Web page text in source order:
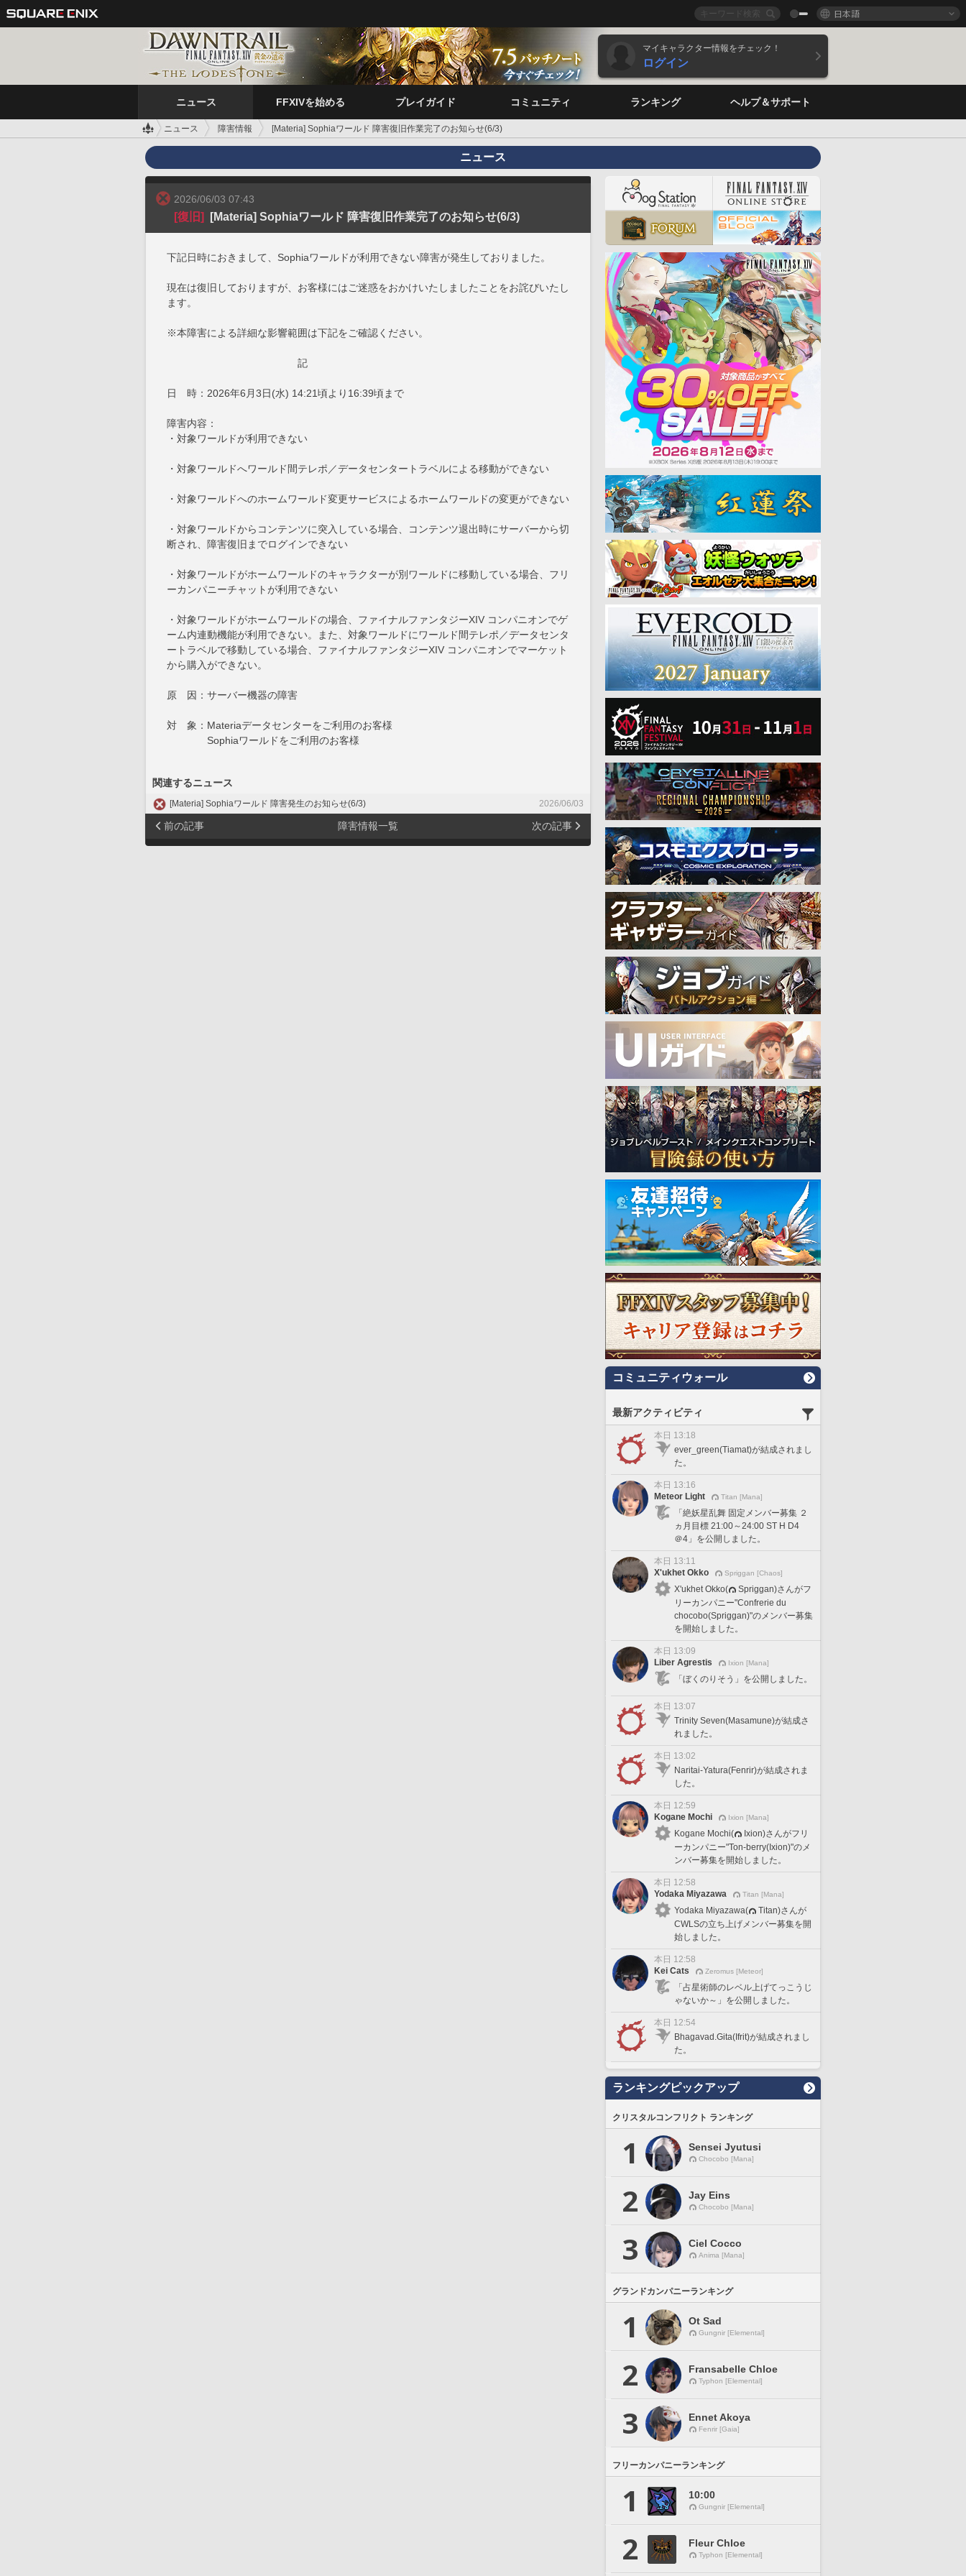
日本語
マイキャラクター情報をチェック！
ログイン
ニュース FFXIVを始める プレイガイド コミュニティ ランキング ヘルプ＆サポート
ニュース 障害情報 [Materia] Sophiaワールド 障害復旧作業完了のお知らせ(6/3)
ニュース
2026/06/03 07:43
[復旧] [Materia] Sophiaワールド 障害復旧作業完了のお知らせ(6/3)
下記日時におきまして、Sophiaワールドが利用できない障害が発生しておりました。
現在は復旧しておりますが、お客様にはご迷惑をおかけいたしましたことをお詫びいたし
ます。
※本障害による詳細な影響範囲は下記をご確認ください。
記
日 時：2026年6月3日(水) 14:21頃より16:39頃まで
障害内容：
・対象ワールドが利用できない
・対象ワールドへワールド間テレポ／データセンタートラベルによる移動ができない
・対象ワールドへのホームワールド変更サービスによるホームワールドの変更ができない
・対象ワールドからコンテンツに突入している場合、コンテンツ退出時にサーバーから切
断され、障害復旧までログインできない
・対象ワールドがホームワールドのキャラクターが別ワールドに移動している場合、フリ
ーカンパニーチャットが利用できない
・対象ワールドがホームワールドの場合、ファイナルファンタジーXIV コンパニオンでゲ
ーム内連動機能が利用できない。また、対象ワールドにワールド間テレポ／データセンタ
ートラベルで移動している場合、ファイナルファンタジーXIV コンパニオンでマーケット
から購入ができない。
原 因：サーバー機器の障害
対 象：Materiaデータセンターをご利用のお客様
Sophiaワールドをご利用のお客様
関連するニュース
[Materia] Sophiaワールド 障害発生のお知らせ(6/3) 2026/06/03
前の記事 障害情報一覧 次の記事
コミュニティウォール
最新アクティビティ
本日 13:18
ever_green(Tiamat)が結成されまし
た。
本日 13:16
Meteor Light
Titan [Mana]
「絶妖星乱舞 固定メンバー募集 ２
ヵ月目標 21:00～24:00 ST H D4
＠4」を公開しました。
本日 13:11
X'ukhet Okko
Spriggan [Chaos]
X'ukhet Okko(
Spriggan)さんがフ
リーカンパニー"Confrerie du
chocobo(Spriggan)"のメンバー募集
を開始しました。
本日 13:09
Liber Agrestis
Ixion [Mana]
「ぼくのりそう」を公開しました。
本日 13:07
Trinity Seven(Masamune)が結成さ
れました。
本日 13:02
Naritai-Yatura(Fenrir)が結成されま
した。
本日 12:59
Kogane Mochi
Ixion [Mana]
Kogane Mochi(
Ixion)さんがフリ
ーカンパニー"Ton-berry(Ixion)"のメ
ンバー募集を開始しました。
本日 12:58
Yodaka Miyazawa
Titan [Mana]
Yodaka Miyazawa(
Titan)さんが
CWLSの立ち上げメンバー募集を開
始しました。
本日 12:58
Kei Cats
Zeromus [Meteor]
「占星術師のレベル上げてっこうじ
ゃないか～」を公開しました。
本日 12:54
Bhagavad.Gita(Ifrit)が結成されまし
た。
ランキングピックアップ
クリスタルコンフリクト ランキング
1 Sensei Jyutusi
Chocobo [Mana]
2 Jay Eins
Chocobo [Mana]
3 Ciel Cocco
Anima [Mana]
グランドカンパニーランキング
1 Ot Sad
Gungnir [Elemental]
2 Fransabelle Chloe
Typhon [Elemental]
3 Ennet Akoya
Fenrir [Gaia]
フリーカンパニーランキング
1 10:00
Gungnir [Elemental]
2 Fleur Chloe
Typhon [Elemental]